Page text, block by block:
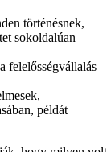
történésnek,
sokoldalúan
felelősségvállalás
példát